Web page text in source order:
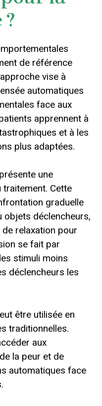
de référence
vise à
automatiques
face aux
apprennent à
et à les
plus adaptées.
une
Cette
graduelle
objets déclencheurs,
relaxation pour
se fait par
stimuli moins
déclencheurs les
être utilisée en
traditionnelles.
aux
la peur et de
automatiques face